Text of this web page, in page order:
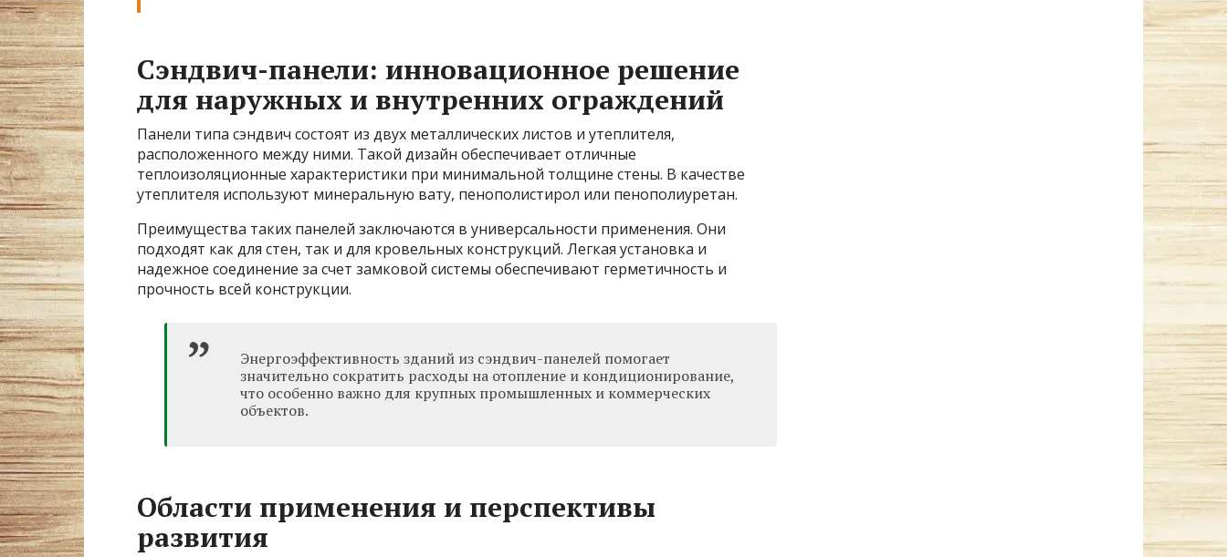
Сэндвич-панели: инновационное решение
для наружных и внутренних ограждений
Панели типа сэндвич состоят из двух металлических листов и утеплителя,
расположенного между ними. Такой дизайн обеспечивает отличные
теплоизоляционные характеристики при минимальной толщине стены. В качестве
утеплителя используют минеральную вату, пенополистирол или пенополиуретан.
Преимущества таких панелей заключаются в универсальности применения. Они
подходят как для стен, так и для кровельных конструкций. Легкая установка и
надежное соединение за счет замковой системы обеспечивают герметичность и
прочность всей конструкции.
Энергоэффективность зданий из сэндвич-панелей помогает
значительно сократить расходы на отопление и кондиционирование,
что особенно важно для крупных промышленных и коммерческих
объектов.
Области применения и перспективы
развития